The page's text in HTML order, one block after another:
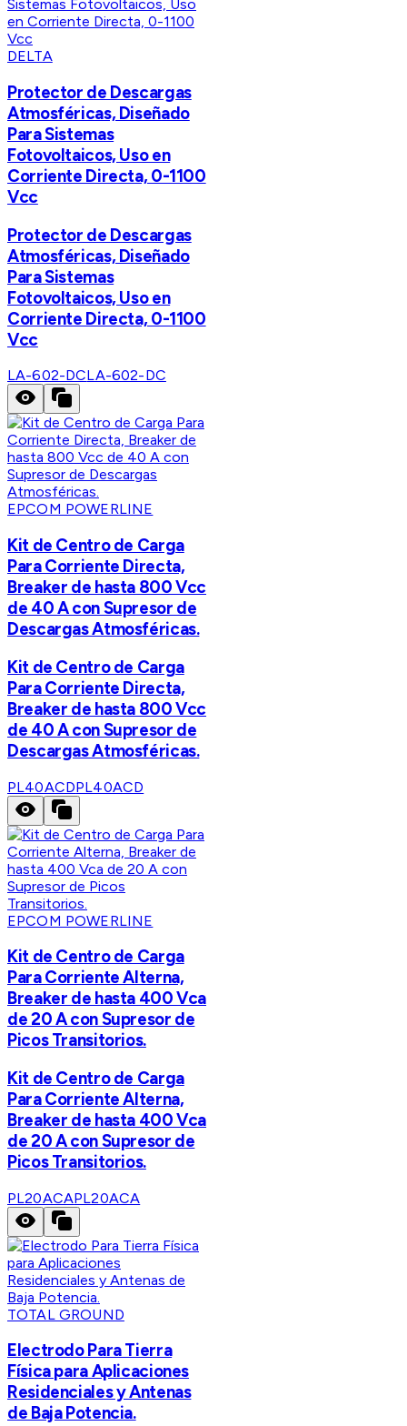
DELTA
Protector de Descargas
Atmosféricas, Diseñado
Para Sistemas
Fotovoltaicos, Uso en
Corriente Directa, 0-1100
Vcc
Protector de Descargas
Atmosféricas, Diseñado
Para Sistemas
Fotovoltaicos, Uso en
Corriente Directa, 0-1100
Vcc
LA-602-DCLA-602-DC
EPCOM POWERLINE
Kit de Centro de Carga
Para Corriente Directa,
Breaker de hasta 800 Vcc
de 40 A con Supresor de
Descargas Atmosféricas.
Kit de Centro de Carga
Para Corriente Directa,
Breaker de hasta 800 Vcc
de 40 A con Supresor de
Descargas Atmosféricas.
PL40ACDPL40ACD
EPCOM POWERLINE
Kit de Centro de Carga
Para Corriente Alterna,
Breaker de hasta 400 Vca
de 20 A con Supresor de
Picos Transitorios.
Kit de Centro de Carga
Para Corriente Alterna,
Breaker de hasta 400 Vca
de 20 A con Supresor de
Picos Transitorios.
PL20ACAPL20ACA
TOTAL GROUND
Electrodo Para Tierra
Física para Aplicaciones
Residenciales y Antenas
de Baja Potencia.